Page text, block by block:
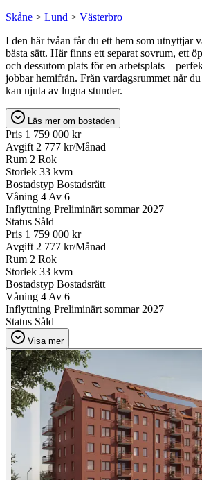
Skåne > Lund > Västerbro
I den här tvåan får du ett hem som utnyttjar
bästa sätt. Här finns ett separat sovrum, ett
och dessutom plats för en arbetsplats –
jobbar hemifrån. Från vardagsrummet når
kan njuta av lugna stunder.
Läs mer om bostaden
Pris 1 759 000 kr
Avgift 2 777 kr/Månad
Rum 2 Rok
Storlek 33 kvm
Bostadstyp Bostadsrätt
Våning 4 Av 6
Inflyttning Preliminärt sommar 2027
Status Såld
Pris 1 759 000 kr
Avgift 2 777 kr/Månad
Rum 2 Rok
Storlek 33 kvm
Bostadstyp Bostadsrätt
Våning 4 Av 6
Inflyttning Preliminärt sommar 2027
Status Såld
Visa mer